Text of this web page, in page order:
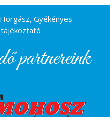
Gyékényes
partnereink